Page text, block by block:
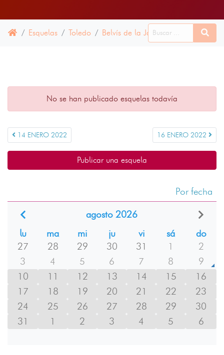
Esquelas Toledo Belvís de la Jara 15 ENERO
No se han publicado esquelas todavía
14 ENERO 2022 16 ENERO 2022
Publicar una esquela
Por fecha
agosto 2026
lu
ma mi ju vi sá
do
27
28 29 30 31 1
2
3
4 5 6 7 8
9
10
11 12 13 14 15
16
17
18 19 20 21 22
23
24
25 26 27 28 29
30
31
1 2 3 4 5 6